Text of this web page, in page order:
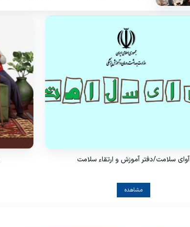
آوای سلامت/دفتر آموزش و ارتقاء سلامت
مشاهده